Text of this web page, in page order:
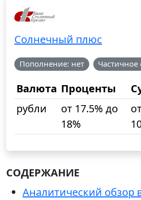
Солнечный плюс
Пополнение: нет Частичное
Валюта Проценты
рубли
от 17.5% до
18%
СОДЕРЖАНИЕ
Аналитический обзор